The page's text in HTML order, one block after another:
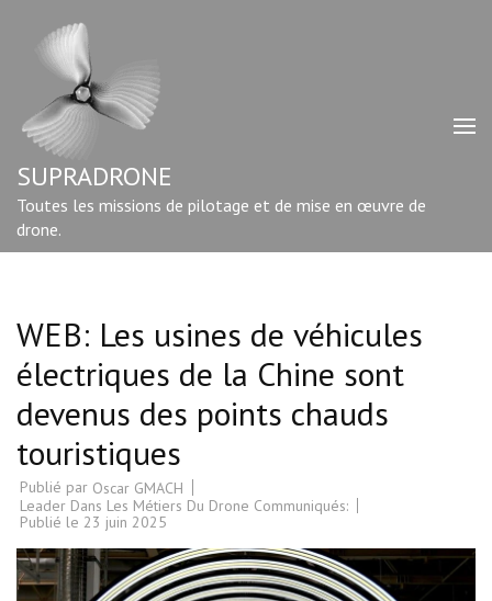
contenu
Entrée)
SUPRADRONE
Toutes les missions de pilotage et de mise en œuvre de
drone.
WEB: Les usines de véhicules
électriques de la Chine sont
devenus des points chauds
touristiques
Publié par Oscar GMACH
Leader Dans Les Métiers Du Drone Communiqués:
Publié le 23 juin 2025